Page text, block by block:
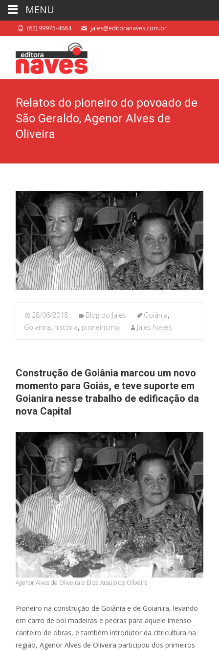
(62) 99975-4664 jales@editoranaves.com.br
Relatos do pioneiro do povoado de
São Geraldo, Agenor Alves de
Oliveira
28/06/2018 Blog do Jales Goiânia,
Goianira, história, pioneirismo Jales Naves
Construção de Goiânia marcou um novo
momento para Goiás, e teve suporte em
Goianira nesse trabalho de edificação da
nova Capital
Agenor Alves de Oliveira e Eliza Araújo de Oliveira
Pioneiro na construção de Goiânia e de Goianira, levando
em carro de boi madeiras e pedras para aquele imenso
canteiro de obras, e também introdutor da citricultura na
região, Agenor Alves de Oliveira participou dos primeiros
MENU